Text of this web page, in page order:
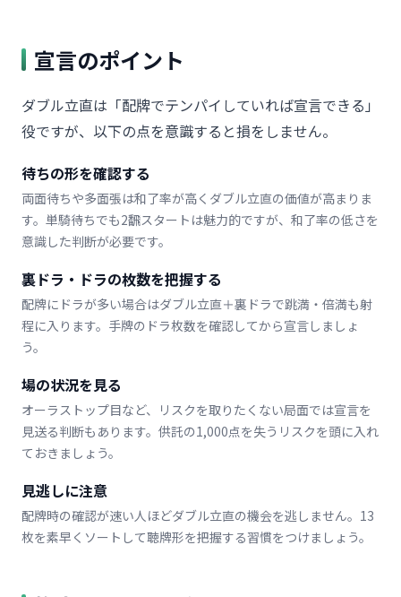
宣言のポイント
ダブル立直は「配牌でテンパイしていれば宣言できる」
役ですが、以下の点を意識すると損をしません。
待ちの形を確認する
両面待ちや多面張は和了率が高くダブル立直の価値が高まりま
す。単騎待ちでも2飜スタートは魅力的ですが、和了率の低さを
意識した判断が必要です。
裏ドラ・ドラの枚数を把握する
配牌にドラが多い場合はダブル立直＋裏ドラで跳満・倍満も射
程に入ります。手牌のドラ枚数を確認してから宣言しましょ
う。
場の状況を見る
オーラストップ目など、リスクを取りたくない局面では宣言を
見送る判断もあります。供託の1,000点を失うリスクを頭に入れ
ておきましょう。
見逃しに注意
配牌時の確認が速い人ほどダブル立直の機会を逃しません。13
枚を素早くソートして聴牌形を把握する習慣をつけましょう。